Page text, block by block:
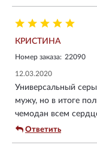
КРИСТИНА
Номер заказа: 22090
12.03.2020
Универсальный
мужу, но в итоге
чемодан всем
Ответить